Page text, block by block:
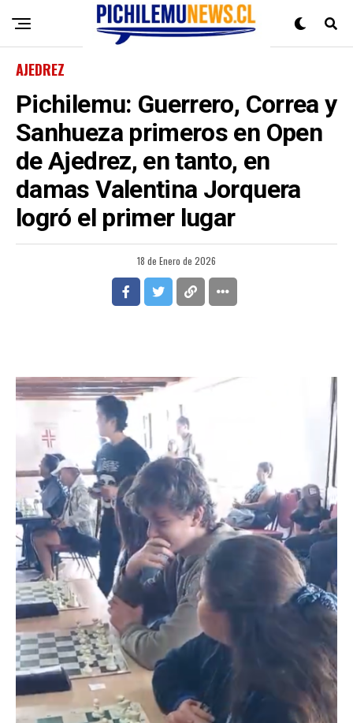
AJEDREZ
Pichilemu: Guerrero, Correa y
Sanhueza primeros en Open
de Ajedrez, en tanto, en
damas Valentina Jorquera
logró el primer lugar
18 de Enero de 2026